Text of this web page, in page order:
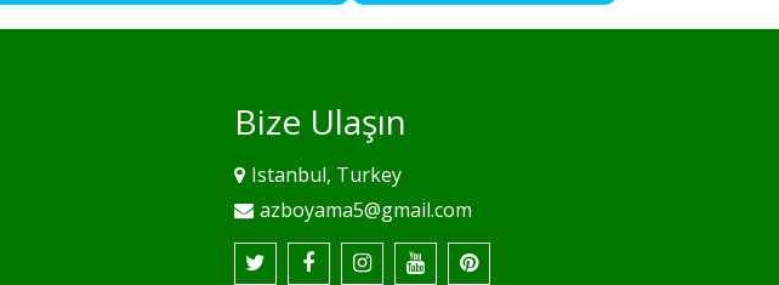
Bize Ulaşın
Istanbul, Turkey
azboyama5@gmail.com